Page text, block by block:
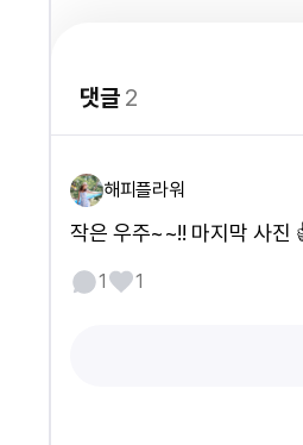
댓글2
해피플라워
작은 우주~~!! 마지막 사진
1 1